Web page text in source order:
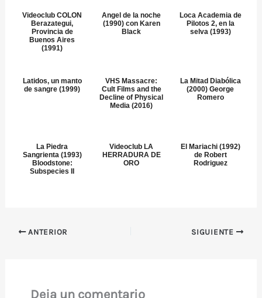
Videoclub COLON
Berazategui,
Provincia de
Buenos Aires
(1991)
Angel de la noche
(1990) con Karen
Black
Loca Academia de
Pilotos 2, en la
selva (1993)
Latidos, un manto
de sangre (1999)
VHS Massacre:
Cult Films and the
Decline of Physical
Media (2016)
La Mitad Diabólica
(2000) George
Romero
La Piedra
Sangrienta (1993)
Bloodstone:
Subspecies II
Videoclub LA
HERRADURA DE
ORO
El Mariachi (1992)
de Robert
Rodriguez
ANTERIOR SIGUIENTE
Deja un comentario